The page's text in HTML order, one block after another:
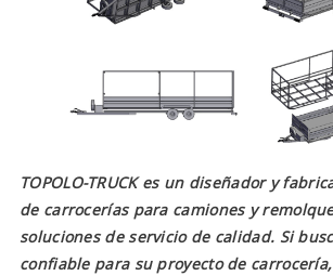
TOPOLO-TRUCK es un diseñador y
de carrocerías para camiones y
soluciones de servicio de calidad. Si
confiable para su proyecto de